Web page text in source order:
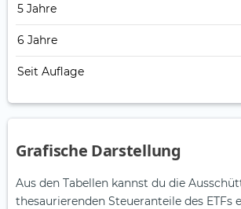
5 Jahre
6 Jahre
Seit Auflage
Grafische Darstellung
Aus den Tabellen kannst du die
thesaurierenden Steueranteile des ETFs